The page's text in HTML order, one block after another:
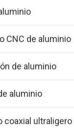
CNC de aluminio
de aluminio
aluminio
coaxial ultraligero